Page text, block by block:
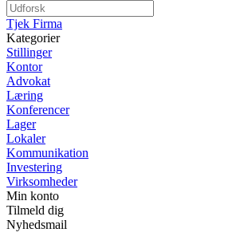
Tjek Firma
Kategorier
Stillinger
Kontor
Advokat
Læring
Konferencer
Lager
Lokaler
Kommunikation
Investering
Virksomheder
Min konto
Tilmeld dig
Nyhedsmail